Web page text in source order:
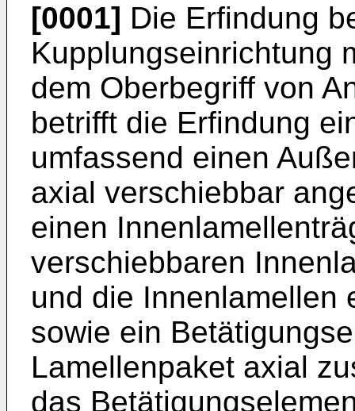
[0001] Die Erfindung
Kupplungseinrichtung
dem Oberbegriff von
betrifft die Erfindung
umfassend einen
axial verschiebbar
einen
verschiebbaren
und die Innenlamellen
sowie ein
Lamellenpaket axial
das